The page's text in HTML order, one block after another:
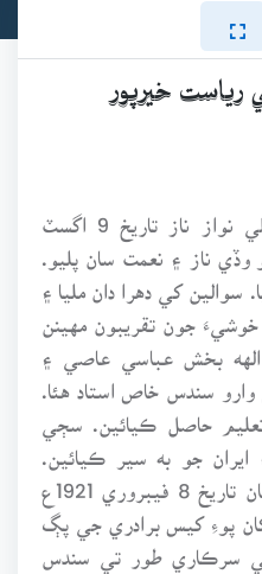
رياست خيرپور
واليءَ رياست خيرپور مير علي نواز ناز تاريخ 9 اگسٽ
وڏي ناز ۽ نعمت سان پليو.
سوالين کي دهرا دان مليا ۽
جون تقريبون مهينن
الهه بخش عباسي عاصي ۽
وارو سندس خاص استاد هئا.
حاصل ڪيائين. سڄي
جو به سير ڪيائين.
پوءِ کيس برادري جي پڳ
ويئي. جون 1921ع تي سرڪاري طور تي سندس